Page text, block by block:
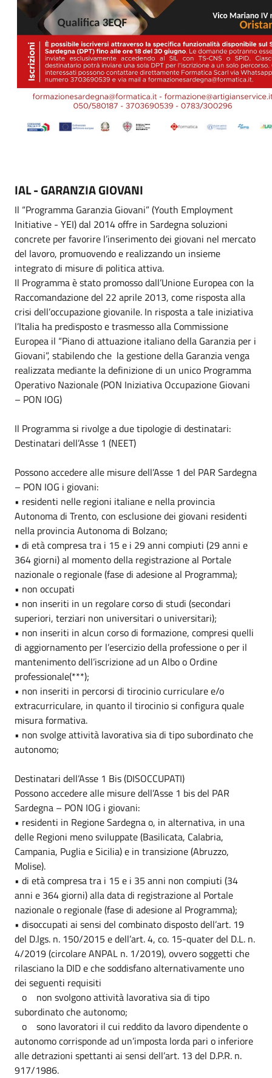
IAL - GARANZIA GIOVANI
Il “Programma Garanzia Giovani” (Youth Employment
Initiative - YEI) dal 2014 offre in Sardegna soluzioni
concrete per favorire l’inserimento dei giovani nel mercato
del lavoro, promuovendo e realizzando un insieme
integrato di misure di politica attiva.
Il Programma è stato promosso dall’Unione Europea con la
Raccomandazione del 22 aprile 2013, come risposta alla
crisi dell’occupazione giovanile. In risposta a tale iniziativa
l’Italia ha predisposto e trasmesso alla Commissione
Europea il “Piano di attuazione italiano della Garanzia per i
Giovani”, stabilendo che la gestione della Garanzia venga
realizzata mediante la definizione di un unico Programma
Operativo Nazionale (PON Iniziativa Occupazione Giovani
– PON IOG)
Il Programma si rivolge a due tipologie di destinatari:
Destinatari dell’Asse 1 (NEET)
Possono accedere alle misure dell’Asse 1 del PAR Sardegna
– PON IOG i giovani:
• residenti nelle regioni italiane e nella provincia
Autonoma di Trento, con esclusione dei giovani residenti
nella provincia Autonoma di Bolzano;
• di età compresa tra i 15 e i 29 anni compiuti (29 anni e
364 giorni) al momento della registrazione al Portale
nazionale o regionale (fase di adesione al Programma);
• non occupati
• non inseriti in un regolare corso di studi (secondari
superiori, terziari non universitari o universitari);
• non inseriti in alcun corso di formazione, compresi quelli
di aggiornamento per l’esercizio della professione o per il
mantenimento dell’iscrizione ad un Albo o Ordine
professionale(***);
• non inseriti in percorsi di tirocinio curriculare e/o
extracurriculare, in quanto il tirocinio si configura quale
misura formativa.
• non svolge attività lavorativa sia di tipo subordinato che
autonomo;
Destinatari dell’Asse 1 Bis (DISOCCUPATI)
Possono accedere alle misure dell’Asse 1 bis del PAR
Sardegna – PON IOG i giovani:
• residenti in Regione Sardegna o, in alternativa, in una
delle Regioni meno sviluppate (Basilicata, Calabria,
Campania, Puglia e Sicilia) e in transizione (Abruzzo,
Molise).
• di età compresa tra i 15 e i 35 anni non compiuti (34
anni e 364 giorni) alla data di registrazione al Portale
nazionale o regionale (fase di adesione al Programma);
• disoccupati ai sensi del combinato disposto dell’art. 19
del D.lgs. n. 150/2015 e dell’art. 4, co. 15-quater del D.L. n.
4/2019 (circolare ANPAL n. 1/2019), ovvero soggetti che
rilasciano la DID e che soddisfano alternativamente uno
dei seguenti requisiti
o non svolgono attività lavorativa sia di tipo
subordinato che autonomo;
o sono lavoratori il cui reddito da lavoro dipendente o
autonomo corrisponde ad un’imposta lorda pari o inferiore
alle detrazioni spettanti ai sensi dell’art. 13 del D.P.R. n.
917/1986.